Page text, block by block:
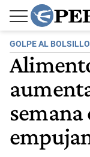
GOLPE AL BOLSILLO